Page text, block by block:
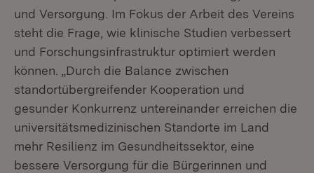
und Versorgung. Im Fokus der Arbeit des Vereins
steht die Frage, wie klinische Studien verbessert
und Forschungsinfrastruktur optimiert werden
können. „Durch die Balance zwischen
standortübergreifender Kooperation und
gesunder Konkurrenz untereinander erreichen die
universitätsmedizinischen Standorte im Land
mehr Resilienz im Gesundheitssektor, eine
bessere Versorgung für die Bürgerinnen und